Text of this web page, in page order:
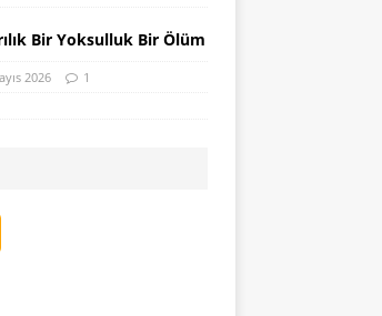
Bir Yoksulluk Bir Ölüm
2026 1